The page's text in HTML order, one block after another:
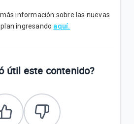
información sobre las nuevas
ingresando aquí.
útil este contenido?